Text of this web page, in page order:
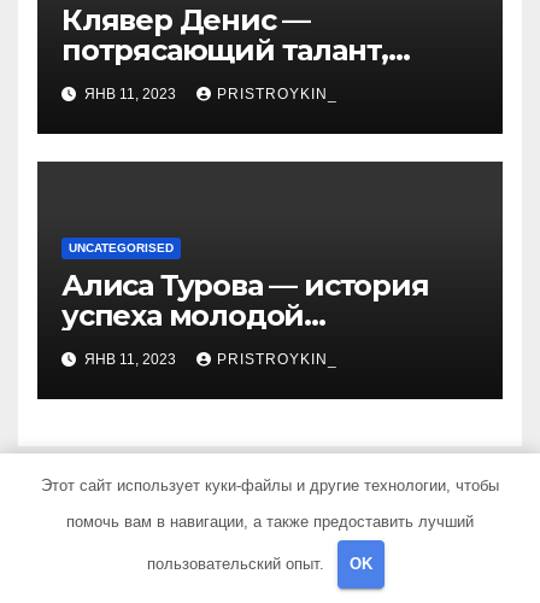
Клявер Денис —
потрясающий талант,
захватывающий сердца
миллионов слушателей —
узнайте обо всем, что
нужно знать о его
жизни!
ЯНВ 11, 2023 PRISTROYKIN_
UNCATEGORISED
Алиса Турова — история
успеха молодой
предпринимательницы,
которая покорила бизнес-
мир своим уникальным
бизнеса и стала
вдохновением для многих
ЯНВ 11, 2023 PRISTROYKIN_
Добавить комментарий
Для отправки комментария вам необходимо
Этот сайт использует куки-файлы и другие технологии, чтобы
помочь вам в навигации, а также предоставить лучший
пользовательский опыт. OK